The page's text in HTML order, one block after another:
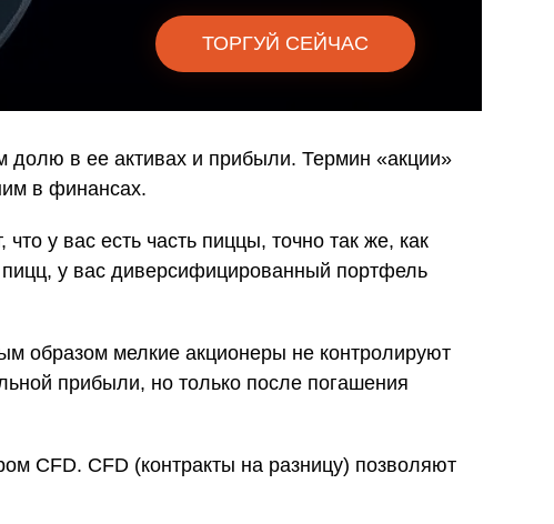
таких компаний, как
таких компаний, как
BHP и Fortescue
Adidas
и BP
ТОРГУЙ СЕЙЧАС
долю в ее активах и прибыли. Термин «акции»
в финансах.
у вас есть часть пиццы, точно так же, как
пицц, у вас диверсифицированный портфель
образом мелкие акционеры не контролируют
прибыли, но только после погашения
CFD. CFD (контракты на разницу) позволяют